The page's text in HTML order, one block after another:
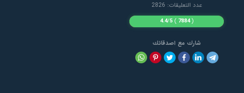
عدد التعليقات: 2826
(
7884
)
4.4/5
شارك مع اصدقائك